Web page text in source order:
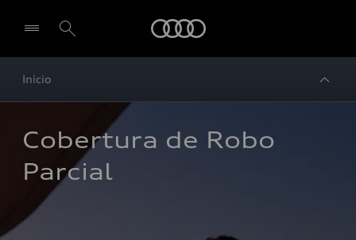
Inicio
Cobertura de Robo
Parcial